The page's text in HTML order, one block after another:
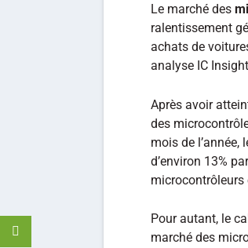
Le marché des
ralentissement
achats de
analyse IC
Après avoir
des
mois de
d’environ 13%
microcontrôleurs
Pour autant, le
marché des